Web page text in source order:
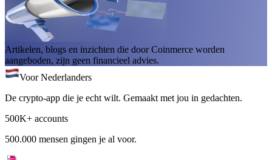
Artikelen, blogs en inzichten die door Coinmerce worden
aangeboden, zijn geen financieel advies.
Voor Nederlanders
De crypto-app die je echt wilt. Gemaakt met jou in gedachten.
500K+ accounts
500.000 mensen gingen je al voor.